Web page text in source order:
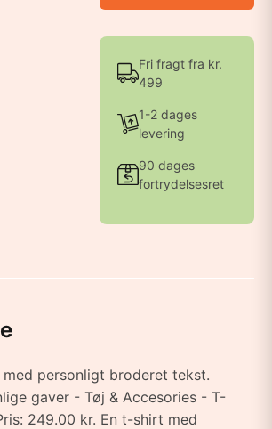
Fri fragt fra kr.
499
1-2 dages
levering
90 dages
fortrydelsesret
med personligt broderet tekst.
gaver - Tøj & Accesories - T-
249.00 kr. En t-shirt med